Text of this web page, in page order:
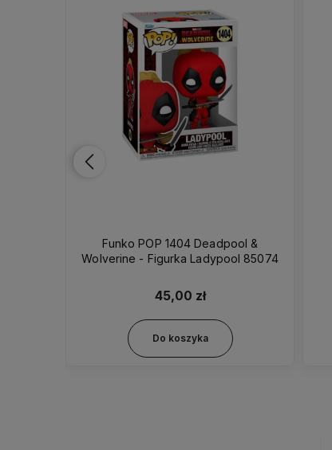
Funko POP 1404 Deadpool &
Wolverine - Figurka Ladypool 85074
45,00 zł
Do koszyka